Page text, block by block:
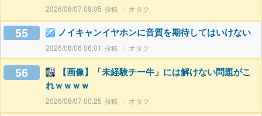
2026/08/07 09:05 オタク
55 ノイキャンイヤホンに音質を期待してはいけない
2026/08/06 06:01 オタク
56
【画像】「未経験チー牛」には解けない問題がこ
れｗｗｗｗ
2026/08/07 00:25 オタク